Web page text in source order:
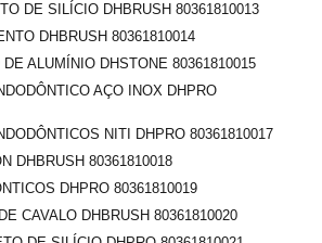
DE SILÍCIO DHBRUSH 80361810013
DHBRUSH 80361810014
ALUMÍNIO DHSTONE 80361810015
AÇO INOX DHPRO
NITI DHPRO 80361810017
DHBRUSH 80361810018
DHPRO 80361810019
CAVALO DHBRUSH 80361810020